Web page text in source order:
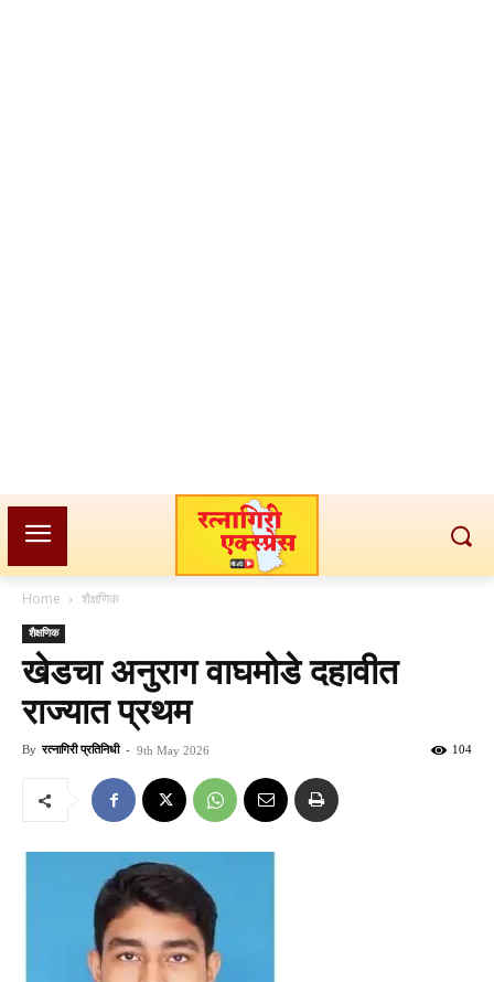
Home शैक्षणिक
शैक्षणिक
खेडचा अनुराग वाघमोडे दहावीत
राज्यात प्रथम
By रत्नागिरी प्रतिनिधी - 9th May 2026 104